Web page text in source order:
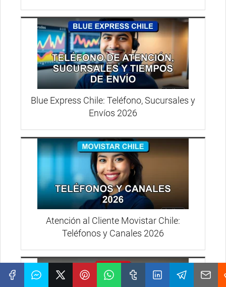
Blue Express Chile: Teléfono, Sucursales y
Envíos 2026
Atención al Cliente Movistar Chile:
Teléfonos y Canales 2026